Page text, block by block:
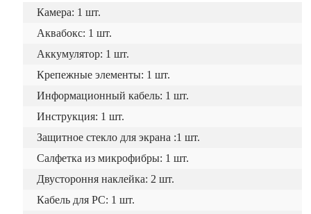
Камера: 1 шт.
Аквабокс: 1 шт.
Аккумулятор: 1 шт.
Крепежные элементы: 1 шт.
Информационный кабель: 1 шт.
Инструкция: 1 шт.
Защитное стекло для экрана :1 шт.
Салфетка из микрофибры: 1 шт.
Двустороння наклейка: 2 шт.
Кабель для PC: 1 шт.